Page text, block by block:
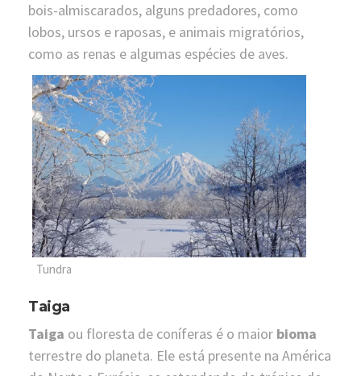
bois-almiscarados, alguns predadores, como
lobos, ursos e raposas, e animais migratórios,
como as renas e algumas espécies de aves.
Tundra
Taiga
Taiga ou floresta de coníferas é o maior bioma
terrestre do planeta. Ele está presente na América